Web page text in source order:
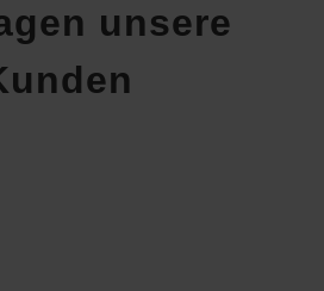
unsere